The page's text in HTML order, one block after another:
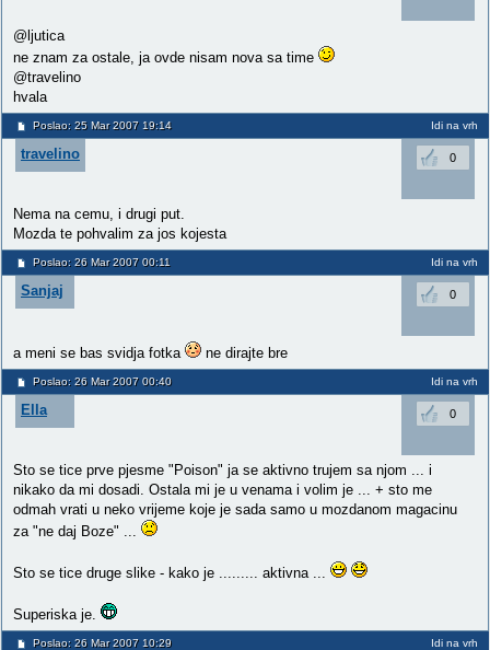
@ljutica
ne znam za ostale, ja ovde nisam nova sa time
@travelino
hvala
Poslao: 25 Mar 2007 19:14 Idi na vrh
travelino 0
Nema na cemu, i drugi put.
Mozda te pohvalim za jos kojesta
Poslao: 26 Mar 2007 00:11 Idi na vrh
Sanjaj 0
a meni se bas svidja fotka ne dirajte bre
Poslao: 26 Mar 2007 00:40 Idi na vrh
Ella 0
Sto se tice prve pjesme "Poison" ja se aktivno trujem sa njom ... i
nikako da mi dosadi. Ostala mi je u venama i volim je ... + sto me
odmah vrati u neko vrijeme koje je sada samo u mozdanom magacinu
za "ne daj Boze" ...
Sto se tice druge slike - kako je ......... aktivna ...
Superiska je.
Poslao: 26 Mar 2007 10:29 Idi na vrh